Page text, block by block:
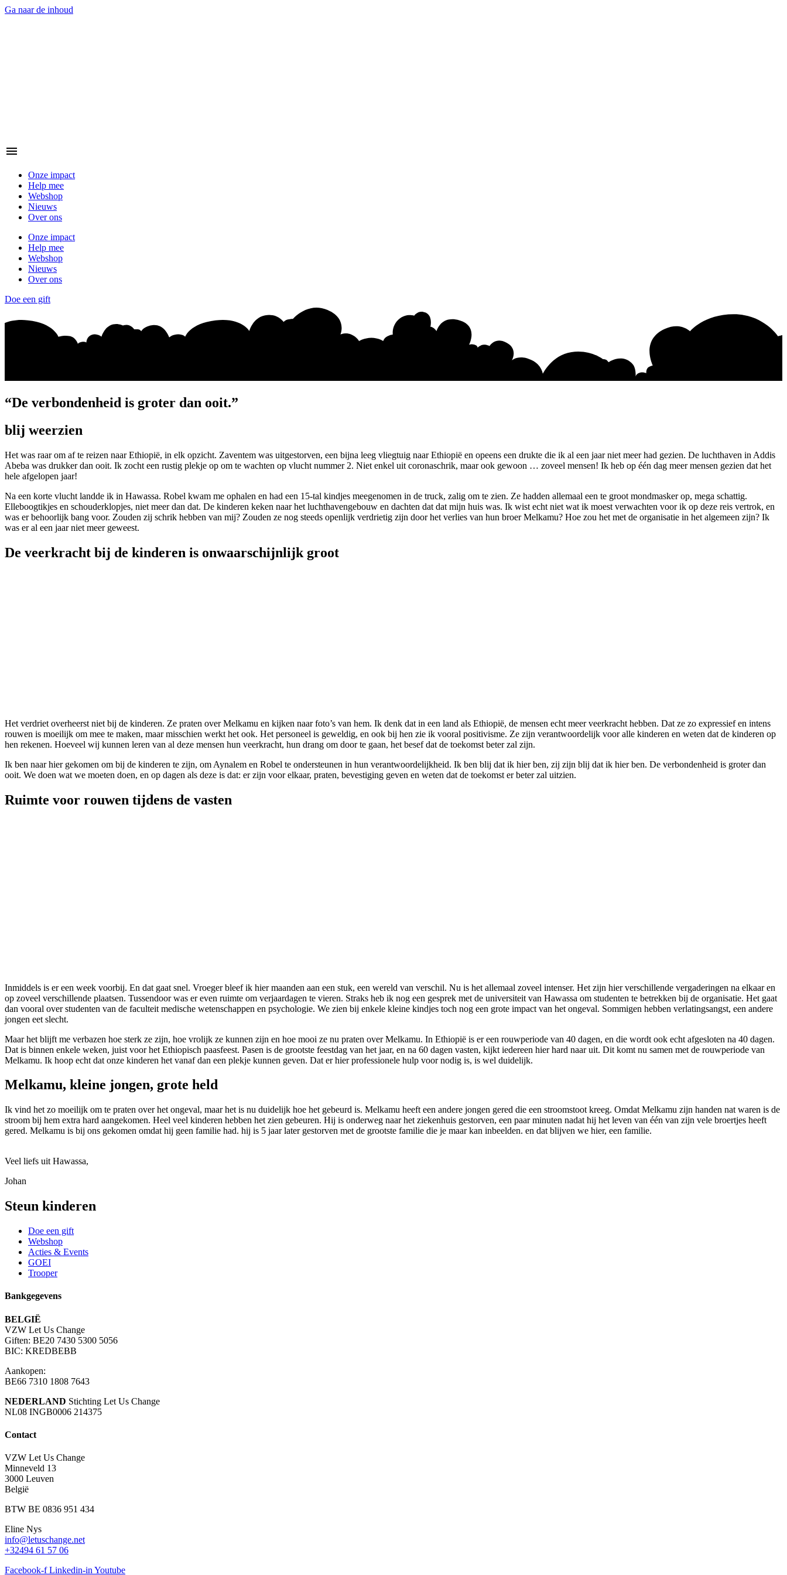
Ga naar de inhoud
Onze impact
Help mee
Webshop
Nieuws
Over ons
Onze impact
Help mee
Webshop
Nieuws
Over ons
Doe een gift
“De verbondenheid is groter dan ooit.”
blij weerzien
Het was raar om af te reizen naar Ethiopië, in elk opzicht. Zaventem was uitgestorven, een bijna leeg vliegtuig naar Ethiopië en opeens een drukte die ik al een jaar niet meer had gezien. De luchthaven in Addis
Abeba was drukker dan ooit. Ik zocht een rustig plekje op om te wachten op vlucht nummer 2. Niet enkel uit coronaschrik, maar ook gewoon … zoveel mensen! Ik heb op één dag meer mensen gezien dat het
hele afgelopen jaar!
Na een korte vlucht landde ik in Hawassa. Robel kwam me ophalen en had een 15-tal kindjes meegenomen in de truck, zalig om te zien. Ze hadden allemaal een te groot mondmasker op, mega schattig.
Elleboogtikjes en schouderklopjes, niet meer dan dat. De kinderen keken naar het luchthavengebouw en dachten dat dat mijn huis was. Ik wist echt niet wat ik moest verwachten voor ik op deze reis vertrok, en
was er behoorlijk bang voor. Zouden zij schrik hebben van mij? Zouden ze nog steeds openlijk verdrietig zijn door het verlies van hun broer Melkamu? Hoe zou het met de organisatie in het algemeen zijn? Ik
was er al een jaar niet meer geweest.
De veerkracht bij de kinderen is onwaarschijnlijk groot
Het verdriet overheerst niet bij de kinderen. Ze praten over Melkamu en kijken naar foto’s van hem. Ik denk dat in een land als Ethiopië, de mensen echt meer veerkracht hebben. Dat ze zo expressief en intens
rouwen is moeilijk om mee te maken, maar misschien werkt het ook. Het personeel is geweldig, en ook bij hen zie ik vooral positivisme. Ze zijn verantwoordelijk voor alle kinderen en weten dat de kinderen op
hen rekenen. Hoeveel wij kunnen leren van al deze mensen hun veerkracht, hun drang om door te gaan, het besef dat de toekomst beter zal zijn.
Ik ben naar hier gekomen om bij de kinderen te zijn, om Aynalem en Robel te ondersteunen in hun verantwoordelijkheid. Ik ben blij dat ik hier ben, zij zijn blij dat ik hier ben. De verbondenheid is groter dan
ooit. We doen wat we moeten doen, en op dagen als deze is dat: er zijn voor elkaar, praten, bevestiging geven en weten dat de toekomst er beter zal uitzien.
Ruimte voor rouwen tijdens de vasten
Inmiddels is er een week voorbij. En dat gaat snel. Vroeger bleef ik hier maanden aan een stuk, een wereld van verschil. Nu is het allemaal zoveel intenser. Het zijn hier verschillende vergaderingen na elkaar en
op zoveel verschillende plaatsen. Tussendoor was er even ruimte om verjaardagen te vieren. Straks heb ik nog een gesprek met de universiteit van Hawassa om studenten te betrekken bij de organisatie. Het gaat
dan vooral over studenten van de faculteit medische wetenschappen en psychologie. We zien bij enkele kleine kindjes toch nog een grote impact van het ongeval. Sommigen hebben verlatingsangst, een andere
jongen eet slecht.
Maar het blijft me verbazen hoe sterk ze zijn, hoe vrolijk ze kunnen zijn en hoe mooi ze nu praten over Melkamu. In Ethiopië is er een rouwperiode van 40 dagen, en die wordt ook echt afgesloten na 40 dagen.
Dat is binnen enkele weken, juist voor het Ethiopisch paasfeest. Pasen is de grootste feestdag van het jaar, en na 60 dagen vasten, kijkt iedereen hier hard naar uit. Dit komt nu samen met de rouwperiode van
Melkamu. Ik hoop echt dat onze kinderen het vanaf dan een plekje kunnen geven. Dat er hier professionele hulp voor nodig is, is wel duidelijk.
Melkamu, kleine jongen, grote held
Ik vind het zo moeilijk om te praten over het ongeval, maar het is nu duidelijk hoe het gebeurd is. Melkamu heeft een andere jongen gered die een stroomstoot kreeg. Omdat Melkamu zijn handen nat waren is de
stroom bij hem extra hard aangekomen. Heel veel kinderen hebben het zien gebeuren. Hij is onderweg naar het ziekenhuis gestorven, een paar minuten nadat hij het leven van één van zijn vele broertjes heeft
gered. Melkamu is bij ons gekomen omdat hij geen familie had. hij is 5 jaar later gestorven met de grootste familie die je maar kan inbeelden. en dat blijven we hier, een familie.
Veel liefs uit Hawassa,
Johan
Steun kinderen
Doe een gift
Webshop
Acties & Events
GOEI
Trooper
Bankgegevens
BELGIË
VZW Let Us Change
Giften: BE20 7430 5300 5056
BIC: KREDBEBB
Aankopen:
BE66 7310 1808 7643
NEDERLAND Stichting Let Us Change
NL08 INGB0006 214375
Contact
VZW Let Us Change
Minneveld 13
3000 Leuven
België
BTW BE 0836 951 434
Eline Nys
info@letuschange.net
+32494 61 57 06
Facebook-f Linkedin-in Youtube